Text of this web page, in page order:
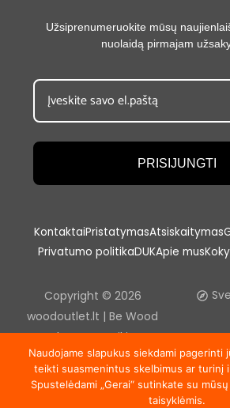
Užsiprenumeruokite mūsų
nuolaidą pirmajam
PRISIJUNGTI
KontaktaiPristatymasAtsiskaitymas
Privatumo politikaDUKApie mus
Copyright © 2026
woodoutlet.lt | Be Wood
outlet, UAB sutikimo
draudžiama kopijuoti ir platinti
svetainėje esančią
Naudojame slapukus siekdami pagerinti
teikti suasmenintus skelbimus ar turinį
Spustelėdami „Gerai“ sutinkate su
taisyklėmis.